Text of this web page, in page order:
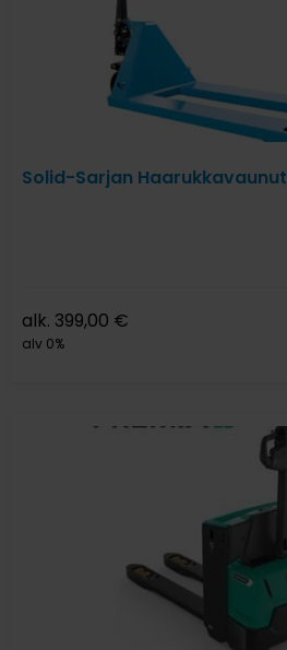
Solid-Sarjan Haarukkavaunut
alk. 399,00 €
alv 0%